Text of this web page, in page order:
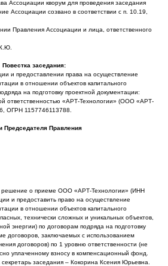
Ассоциации кворум для проведения заседания
Ассоциации созвано в соответствии с п. 10.19,
Правления Ассоциации и лица, ответственного
Повестка заседания:
и предоставлении права на осуществление
в отношении объектов капитального
на подготовку проектной документации:
«АРТ-Технологии» (ООО «АРТ-
ОГРН 1157746113788.
Председателя Правления
о приеме ООО «АРТ-Технологии» (ИНН
и предоставить право на осуществление
в отношении объектов капитального
технически сложных и уникальных объектов,
энергии) по договорам подряда на подготовку
договоров, заключаемых с использованием
договоров) по 1 уровню ответственности (не
уплаченному взносу в компенсационный фонд.
заседания – Кокорина Ксения Юрьевна.